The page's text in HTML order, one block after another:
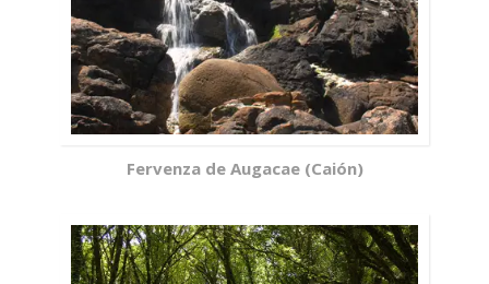
Fervenza de Augacae (Caión)